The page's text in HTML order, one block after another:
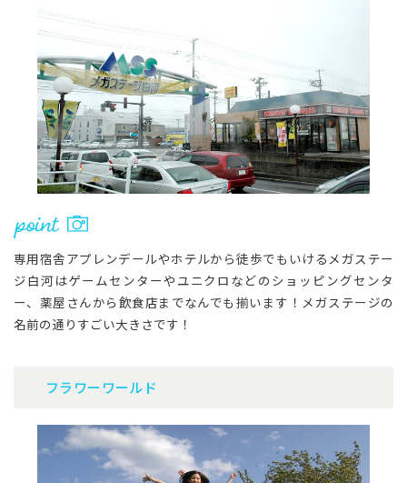
専用宿舎アプレンデールやホテルから徒歩でもいけるメガステー
ジ白河はゲームセンターやユニクロなどのショッピングセンタ
ー、薬屋さんから飲食店までなんでも揃います！メガステージの
名前の通りすごい大きさです！
フラワーワールド